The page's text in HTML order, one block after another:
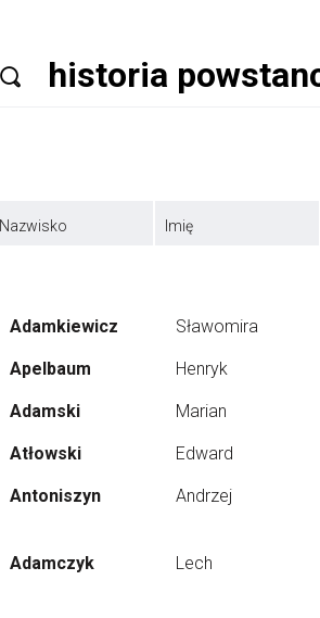
Nazwisko Imię
Adamkiewicz Sławomira
Apelbaum Henryk
Adamski Marian
Atłowski Edward
Antoniszyn Andrzej
Adamczyk Lech